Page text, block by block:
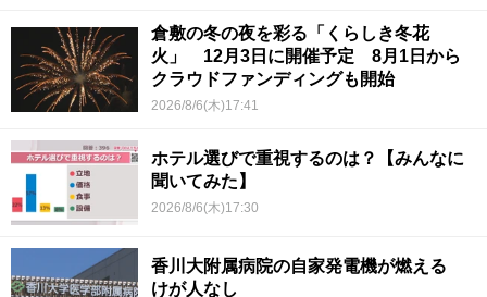
倉敷の冬の夜を彩る「くらしき冬花
火」 12月3日に開催予定 8月1日から
クラウドファンディングも開始
2026/8/6(木)17:41
ホテル選びで重視するのは？【みんなに
聞いてみた】
2026/8/6(木)17:30
香川大附属病院の自家発電機が燃える
けが人なし